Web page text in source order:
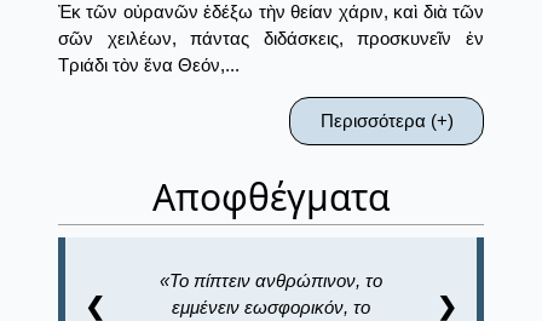
Ἐκ τῶν οὐρανῶν ἐδέξω τὴν θείαν χάριν, καὶ διὰ τῶν
σῶν χειλέων, πάντας διδάσκεις, προσκυνεῖν ἐν
Τριάδι τὸν ἕνα Θεόν,...
Περισσότερα (+)
Αποφθέγματα
Το πίπτειν ανθρώπινον, το
εμμένειν εωσφορικόν, το
❮ ❯